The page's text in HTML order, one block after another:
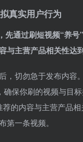
真实用户行为
先通过刷短视频“养
与主营产品相关性达
，切勿急于发布内容
确保你刷的视频与目
荐的内容与主营产品
第一条视频。